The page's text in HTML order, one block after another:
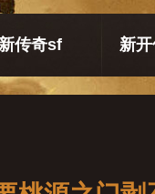
传奇sf 新